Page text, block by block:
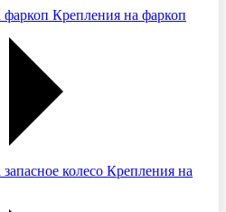
Крепления на фаркоп
Крепления на